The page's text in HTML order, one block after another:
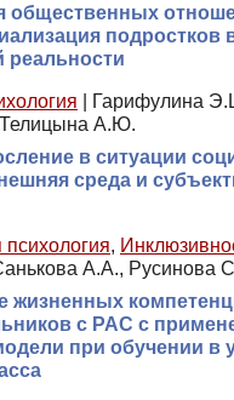
общественных
подростков
реальности
Гарифулина
А.Ю.
в ситуации
среда и
психология,
А.А., Русинова
жизненных
с РАС с
при обучении в